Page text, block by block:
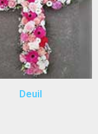
Deuil